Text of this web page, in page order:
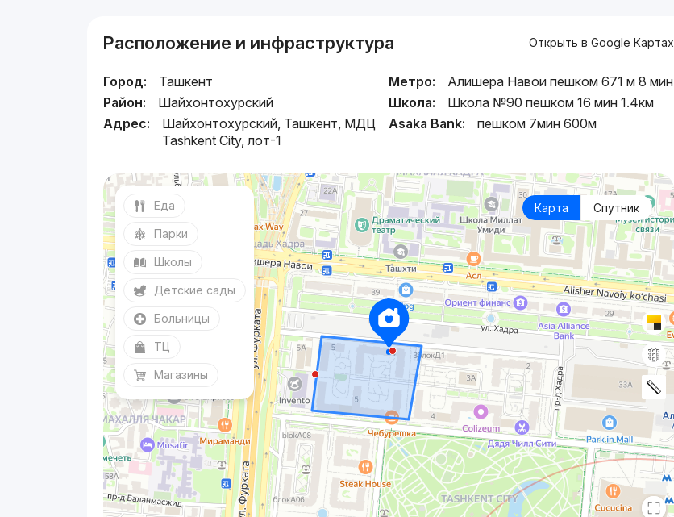
Расположение и инфраструктура Открыть в Google Картах
Город:
Ташкент
Район:
Шайхонтохурский
Адрес:
Шайхонтохурский, Ташкент, МДЦ
Tashkent City, лот-1
Метро:
Алишера Навои пешком 671 м 8 мин
Школа:
Школа №90 пешком 16 мин 1.4км
Asaka Bank:
пешком 7мин 600м
Карта Спутник
Еда
Парки
Школы
Детские сады
Больницы
ТЦ
Магазины